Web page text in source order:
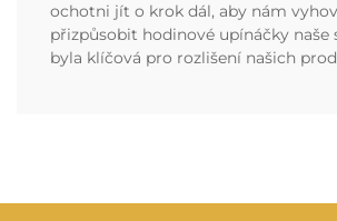
ochotni jít o krok dál, aby nám
přizpůsobit hodinové upínáčky naše
byla klíčová pro rozlišení našich